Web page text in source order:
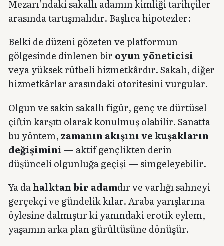
Mezarı’ndaki sakallı adamın kimliği tarihçiler
arasında tartışmalıdır. Başlıca hipotezler:
Belki de düzeni gözeten ve platformun
gölgesinde dinlenen bir oyun yöneticisi
veya yüksek rütbeli hizmetkârdır. Sakalı, diğer
hizmetkârlar arasındaki otoritesini vurgular.
Olgun ve sakin sakallı figür, genç ve dürtüsel
çiftin karşıtı olarak konulmuş olabilir. Sanatta
bu yöntem, zamanın akışını ve kuşakların
değişimini — aktif gençlikten derin
düşünceli olgunluğa geçişi — simgeleyebilir.
Ya dahalktan bir adamdır ve varlığı sahneyi
gerçekçi ve gündelik kılar. Araba yarışlarına
öylesine dalmıştır ki yanındaki erotik eylem,
yaşamın arka plan gürültüsüne dönüşür.